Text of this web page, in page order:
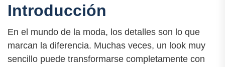
Introducción
En el mundo de la moda, los detalles son lo que
marcan la diferencia. Muchas veces, un look muy
sencillo puede transformarse completamente con